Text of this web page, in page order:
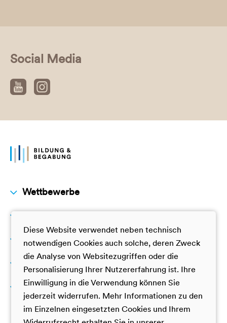
Social Media
Wettbewerbe
Mathematik
GamesTalente
Begabungslotse
Hybrider Lernraum
Über uns
Leitbild
Diese Website verwendet neben technisch
notwendigen Cookies auch solche, deren Zweck
die Analyse von Websitezugriffen oder die
Personalisierung Ihrer Nutzererfahrung ist. Ihre
Einwilligung in die Verwendung können Sie
jederzeit widerrufen. Mehr Informationen zu den
im Einzelnen eingesetzten Cookies und Ihrem